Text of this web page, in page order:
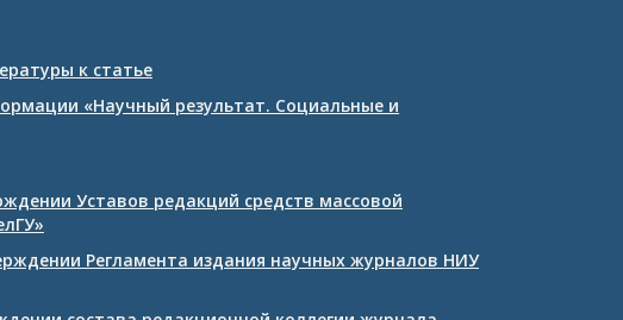
к статье
«Научный результат. Социальные и
Уставов редакций средств массовой
Регламента издания научных журналов НИУ